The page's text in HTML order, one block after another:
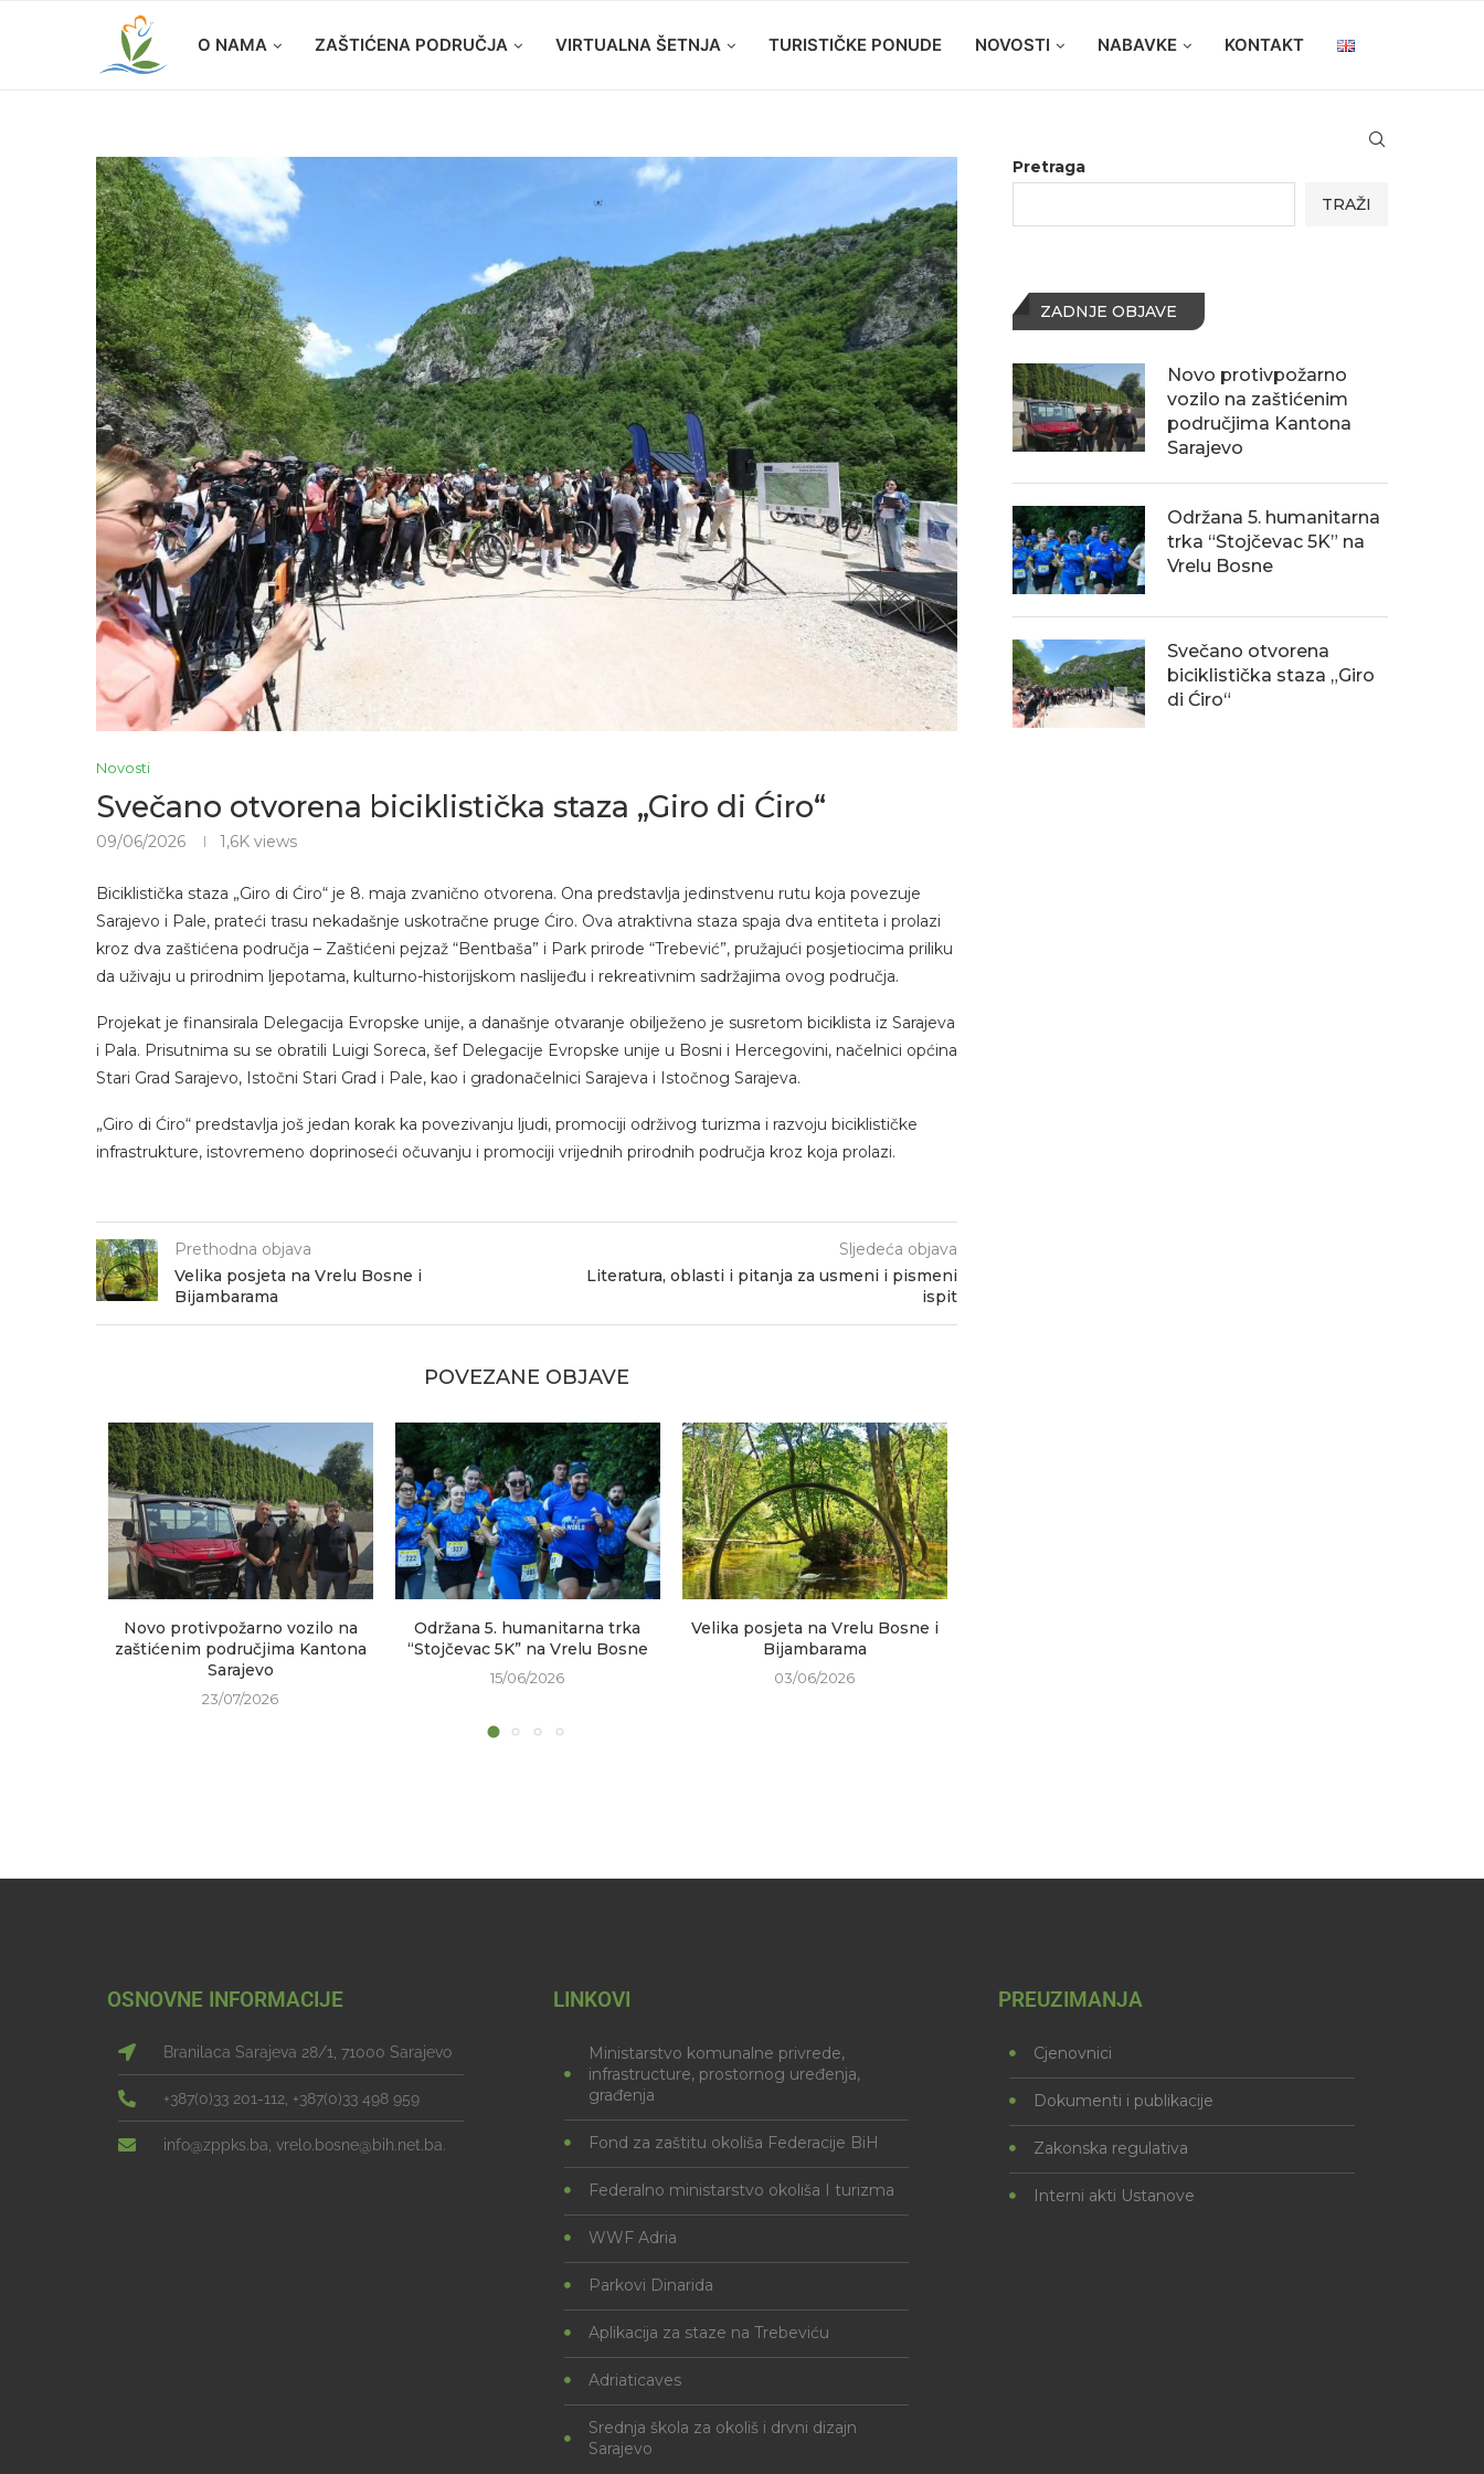
O NAMA ZAŠTIĆENA PODRUČJA VIRTUALNA ŠETNJA TURISTIČKE PONUDE NOVOSTI NABAVKE KONTAKT
Novosti
Svečano otvorena biciklistička staza „Giro di Ćiro“
09/06/2026 1,6K views
Biciklistička staza „Giro di Ćiro“ je 8. maja zvanično otvorena. Ona predstavlja jedinstvenu rutu koja povezuje
Sarajevo i Pale, prateći trasu nekadašnje uskotračne pruge Ćiro. Ova atraktivna staza spaja dva entiteta i prolazi
kroz dva zaštićena područja – Zaštićeni pejzaž “Bentbaša” i Park prirode “Trebević”, pružajući posjetiocima priliku
da uživaju u prirodnim ljepotama, kulturno-historijskom naslijeđu i rekreativnim sadržajima ovog područja.
Projekat je finansirala Delegacija Evropske unije, a današnje otvaranje obilježeno je susretom biciklista iz Sarajeva
i Pala. Prisutnima su se obratili Luigi Soreca, šef Delegacije Evropske unije u Bosni i Hercegovini, načelnici općina
Stari Grad Sarajevo, Istočni Stari Grad i Pale, kao i gradonačelnici Sarajeva i Istočnog Sarajeva.
„Giro di Ćiro“ predstavlja još jedan korak ka povezivanju ljudi, promociji održivog turizma i razvoju biciklističke
infrastrukture, istovremeno doprinoseći očuvanju i promociji vrijednih prirodnih područja kroz koja prolazi.
Prethodna objava
Velika posjeta na Vrelu Bosne i
Bijambarama
Sljedeća objava
Literatura, oblasti i pitanja za usmeni i pismeni
ispit
POVEZANE OBJAVE
Novo protivpožarno vozilo na
zaštićenim područjima Kantona
Sarajevo
23/07/2026
Održana 5. humanitarna trka
“Stojčevac 5K” na Vrelu Bosne
15/06/2026
Velika posjeta na Vrelu Bosne i
Bijambarama
03/06/2026
Pretraga
TRAŽI
ZADNJE OBJAVE
Novo protivpožarno
vozilo na zaštićenim
područjima Kantona
Sarajevo
Održana 5. humanitarna
trka “Stojčevac 5K” na
Vrelu Bosne
Svečano otvorena
biciklistička staza „Giro
di Ćiro“
OSNOVNE INFORMACIJE
Branilaca Sarajeva 28/1, 71000 Sarajevo
+387(0)33 201-112, +387(0)33 498 959
info@zppks.ba, vrelo.bosne@bih.net.ba.
LINKOVI
Ministarstvo komunalne privrede,
infrastructure, prostornog uređenja,
građenja
Fond za zaštitu okoliša Federacije BiH
Federalno ministarstvo okoliša I turizma
WWF Adria
Parkovi Dinarida
Aplikacija za staze na Trebeviću
Adriaticaves
Srednja škola za okoliš i drvni dizajn
Sarajevo
PREUZIMANJA
Cjenovnici
Dokumenti i publikacije
Zakonska regulativa
Interni akti Ustanove